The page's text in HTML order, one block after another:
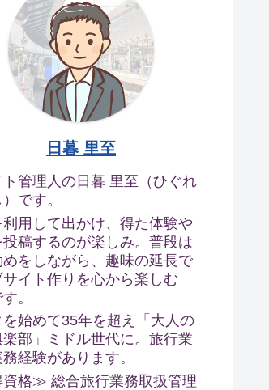
日暮 里至
ト管理人の日暮 里至（ひぐれ
です。
用して出かけ、得た体験や
投稿するのが楽しみ。普段は
をしながら、趣味の延長で
サイト作りを心から楽しむ
。
始めて35年を超え「大人の
部」ミドル世代に。旅行業
経験があります。
格≫ 総合旅行業務取扱管理